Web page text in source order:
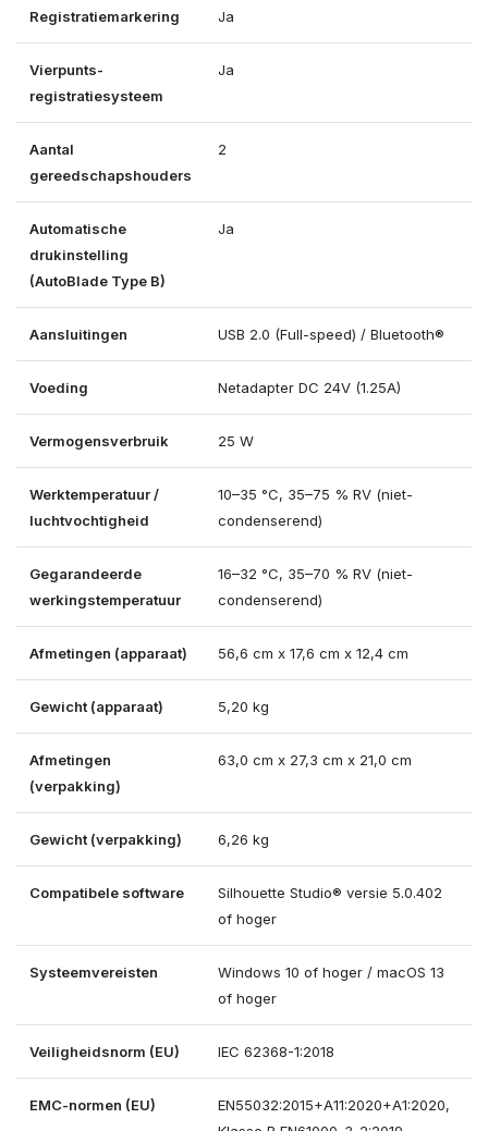
Registratiemarkering Ja
Vierpunts-
registratiesysteem
Ja
Aantal
gereedschapshouders
2
Automatische
drukinstelling
(AutoBlade Type B)
Ja
Aansluitingen USB 2.0 (Full-speed) / Bluetooth®
Voeding Netadapter DC 24V (1.25A)
Vermogensverbruik 25 W
Werktemperatuur /
luchtvochtigheid
10–35 °C, 35–75 % RV (niet-
condenserend)
Gegarandeerde
werkingstemperatuur
16–32 °C, 35–70 % RV (niet-
condenserend)
Afmetingen (apparaat) 56,6 cm x 17,6 cm x 12,4 cm
Gewicht (apparaat) 5,20 kg
Afmetingen
(verpakking)
63,0 cm x 27,3 cm x 21,0 cm
Gewicht (verpakking) 6,26 kg
Compatibele software
Silhouette Studio® versie 5.0.402
of hoger
Systeemvereisten
Windows 10 of hoger / macOS 13
of hoger
Veiligheidsnorm (EU) IEC 62368-1:2018
EMC-normen (EU)
EN55032:2015+A11:2020+A1:2020,